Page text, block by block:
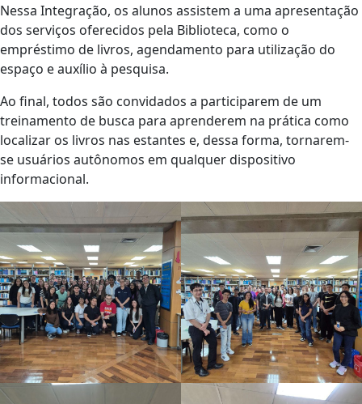
Nessa Integração, os alunos assistem a uma apresentação
dos serviços oferecidos pela Biblioteca, como o
empréstimo de livros, agendamento para utilização do
espaço e auxílio à pesquisa.
Ao final, todos são convidados a participarem de um
treinamento de busca para aprenderem na prática como
localizar os livros nas estantes e, dessa forma, tornarem-
se usuários autônomos em qualquer dispositivo
informacional.